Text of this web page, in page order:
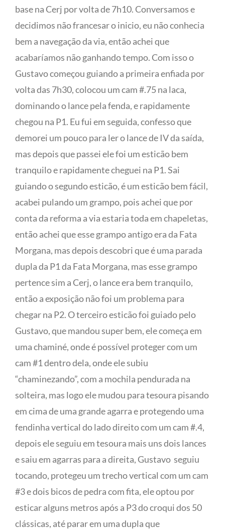
base na Cerj por volta de 7h10. Conversamos e
decidimos não francesar o inicio, eu não conhecia
bem a navegação da via, então achei que
acabaríamos não ganhando tempo. Com isso o
Gustavo começou guiando a primeira enfiada por
volta das 7h30, colocou um cam #.75 na laca,
dominando o lance pela fenda, e rapidamente
chegou na P1. Eu fui em seguida, confesso que
demorei um pouco para ler o lance de IV da saída,
mas depois que passei ele foi um esticão bem
tranquilo e rapidamente cheguei na P1. Sai
guiando o segundo esticão, é um esticão bem fácil,
acabei pulando um grampo, pois achei que por
conta da reforma a via estaria toda em chapeletas,
então achei que esse grampo antigo era da Fata
Morgana, mas depois descobri que é uma parada
dupla da P1 da Fata Morgana, mas esse grampo
pertence sim a Cerj, o lance era bem tranquilo,
então a exposição não foi um problema para
chegar na P2. O terceiro esticão foi guiado pelo
Gustavo, que mandou super bem, ele começa em
uma chaminé, onde é possível proteger com um
cam #1 dentro dela, onde ele subiu
“chaminezando”, com a mochila pendurada na
solteira, mas logo ele mudou para tesoura pisando
em cima de uma grande agarra e protegendo uma
fendinha vertical do lado direito com um cam #.4,
depois ele seguiu em tesoura mais uns dois lances
e saiu em agarras para a direita, Gustavo seguiu
tocando, protegeu um trecho vertical com um cam
#3 e dois bicos de pedra com fita, ele optou por
esticar alguns metros após a P3 do croqui dos 50
clássicas, até parar em uma dupla que